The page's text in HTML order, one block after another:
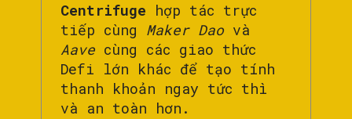
Centrifuge hợp tác trực
tiếp cùng Maker Dao và
Aave cùng các giao thức
Defi lớn khác để tạo tính
thanh khoản ngay tức thì
và an toàn hơn.